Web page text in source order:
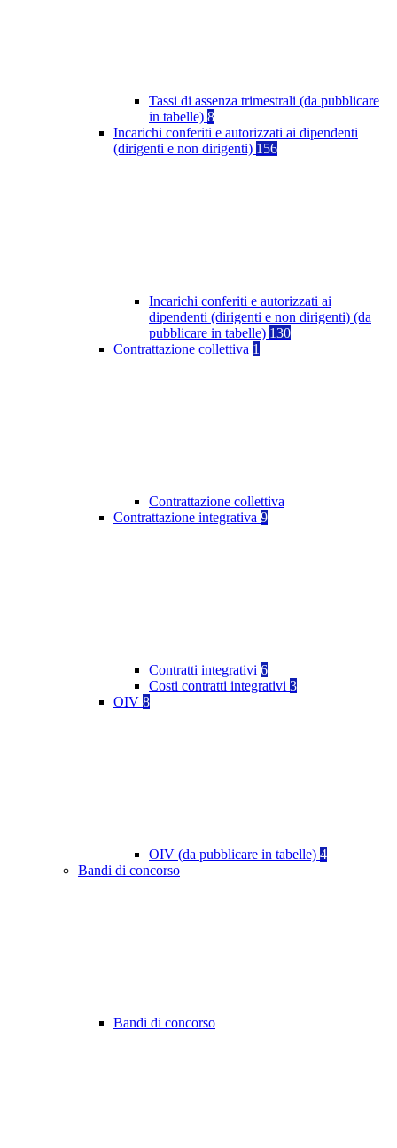
Tassi di assenza trimestrali (da pubblicare
in tabelle) 8
Incarichi conferiti e autorizzati ai dipendenti
(dirigenti e non dirigenti) 156
Incarichi conferiti e autorizzati ai
dipendenti (dirigenti e non dirigenti) (da
pubblicare in tabelle) 130
Contrattazione collettiva 1
Contrattazione collettiva
Contrattazione integrativa 9
Contratti integrativi 6
Costi contratti integrativi 3
OIV 8
OIV (da pubblicare in tabelle) 4
Bandi di concorso
Bandi di concorso